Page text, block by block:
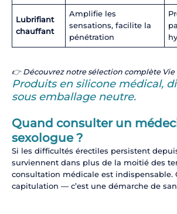
Lubrifiant
chauffant
Amplifie les
sensations, facilite la
pénétration
👉 Découvrez notre sélection complète
Produits en silicone médical,
sous emballage neutre.
Quand consulter un
sexologue ?
Si les difficultés érectiles persistent
surviennent dans plus de la moitié des
consultation médicale est indispensable.
capitulation — c’est une démarche de